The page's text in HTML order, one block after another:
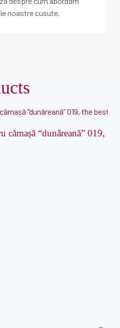
noastre cusute.
cămașă “dunăreană” 019,